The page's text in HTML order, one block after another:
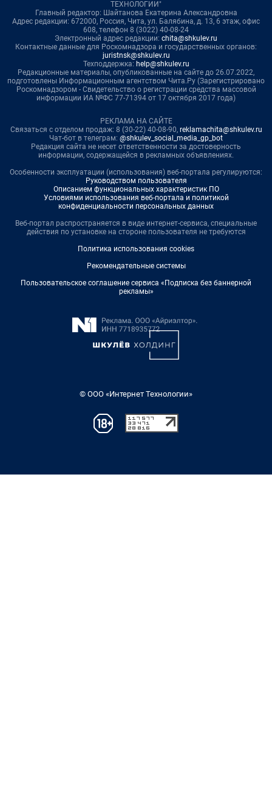
ТЕХНОЛОГИИ"
Главный редактор: Шайтанова Екатерина Александровна
Адрес редакции: 672000, Россия, Чита, ул. Балябина, д. 13, 6 этаж, офис
608, телефон 8 (3022) 40-08-24
Электронный адрес редакции: chita@shkulev.ru
Контактные данные для Роскомнадзора и государственных органов:
juristnsk@shkulev.ru
Техподдержка: help@shkulev.ru
Редакционные материалы, опубликованные на сайте до 26.07.2022,
подготовлены Информационным агентством Чита.Ру (Зарегистрировано
Роскомнадзором - Свидетельство о регистрации средства массовой
информации ИА №ФС 77-71394 от 17 октября 2017 года)
РЕКЛАМА НА САЙТЕ
Связаться с отделом продаж: 8 (30-22) 40-08-90, reklamachita@shkulev.ru
Чат-бот в телеграм: @shkulev_social_media_gp_bot
Редакция сайта не несет ответственности за достоверность
информации, содержащейся в рекламных объявлениях.
Особенности эксплуатации (использования) веб-портала регулируются:
Руководством пользователя
Описанием функциональных характеристик ПО
Условиями использования веб-портала и политикой
конфиденциальности персональных данных
Веб-портал распространяется в виде интернет-сервиса, специальные
действия по установке на стороне пользователя не требуются
Политика использования cookies
Рекомендательные системы
Пользовательское соглашение сервиса «Подписка без баннерной
рекламы»
© ООО «Интернет Технологии»